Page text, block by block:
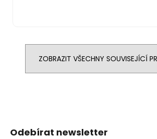
ZOBRAZIT VŠECHNY SOUVISEJÍCÍ
Odebírat newsletter